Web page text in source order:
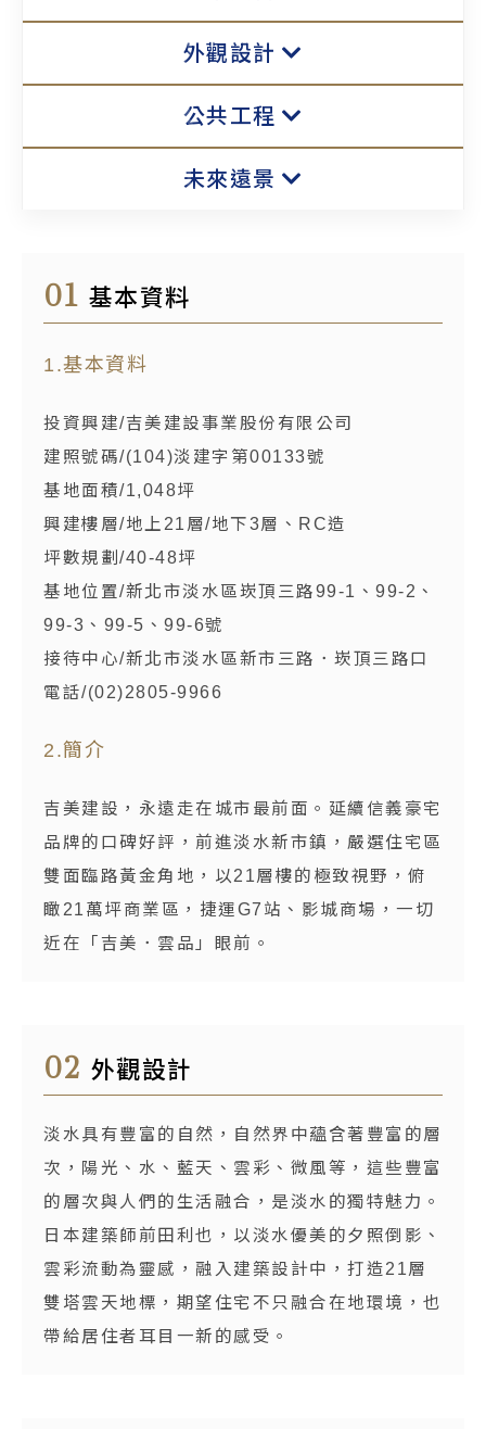
外觀設計
公共工程
未來遠景
01 基本資料
1.基本資料
投資興建/吉美建設事業股份有限公司
建照號碼/(104)淡建字第00133號
基地面積/1,048坪
興建樓層/地上21層/地下3層、RC造
坪數規劃/40-48坪
基地位置/新北市淡水區崁頂三路99-1、99-2、
99-3、99-5、99-6號
接待中心/新北市淡水區新市三路．崁頂三路口
電話/(02)2805-9966
2.簡介
吉美建設，永遠走在城市最前面。延續信義豪宅
品牌的口碑好評，前進淡水新市鎮，嚴選住宅區
雙面臨路黃金角地，以21層樓的極致視野，俯
瞰21萬坪商業區，捷運G7站、影城商場，一切
近在「吉美．雲品」眼前。
02 外觀設計
淡水具有豐富的自然，自然界中蘊含著豐富的層
次，陽光、水、藍天、雲彩、微風等，這些豐富
的層次與人們的生活融合，是淡水的獨特魅力。
日本建築師前田利也，以淡水優美的夕照倒影、
雲彩流動為靈感，融入建築設計中，打造21層
雙塔雲天地標，期望住宅不只融合在地環境，也
帶給居住者耳目一新的感受。